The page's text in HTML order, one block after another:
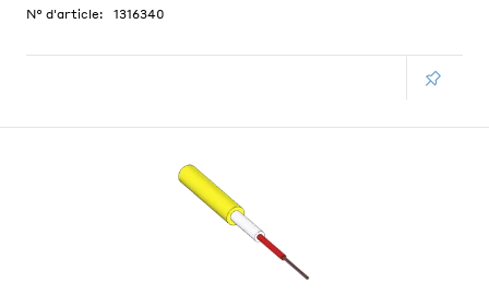
N° d'article: 1316340